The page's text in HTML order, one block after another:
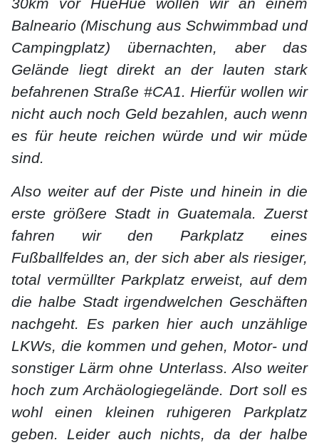
30km vor HueHue wollen wir an einem
Balneario (Mischung aus Schwimmbad und
Campingplatz) übernachten, aber das
Gelände liegt direkt an der lauten stark
befahrenen Straße #CA1. Hierfür wollen wir
nicht auch noch Geld bezahlen, auch wenn
es für heute reichen würde und wir müde
sind.
Also weiter auf der Piste und hinein in die
erste größere Stadt in Guatemala. Zuerst
fahren wir den Parkplatz eines
Fußballfeldes an, der sich aber als riesiger,
total vermüllter Parkplatz erweist, auf dem
die halbe Stadt irgendwelchen Geschäften
nachgeht. Es parken hier auch unzählige
LKWs, die kommen und gehen, Motor- und
sonstiger Lärm ohne Unterlass. Also weiter
hoch zum Archäologiegelände. Dort soll es
wohl einen kleinen ruhigeren Parkplatz
geben. Leider auch nichts, da der halbe